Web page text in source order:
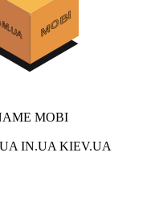
MOBI
IN.UA KIEV.UA